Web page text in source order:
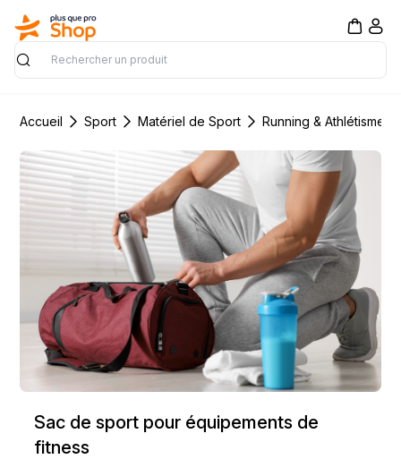
Rechercher
Accueil Sport Matériel de Sport Running & Athlétisme
Sac de sport pour équipements de
fitness